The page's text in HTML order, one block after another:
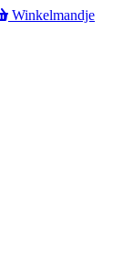
Winkelmandje